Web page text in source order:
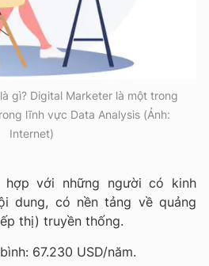
gì? Digital Marketer là một trong
lĩnh vực Data Analysis (Ảnh:
Internet)
với những người có kinh
dung, có nền tảng về quảng
thị) truyền thống.
67.230 USD/năm.